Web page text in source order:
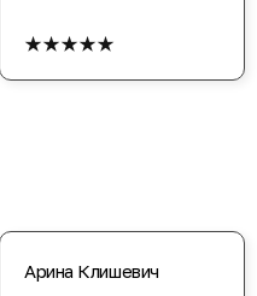
★★★★★
Арина Клишевич